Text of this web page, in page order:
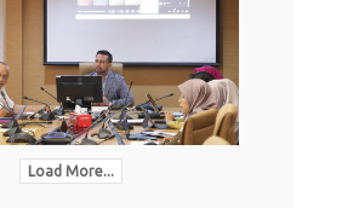
Load More...